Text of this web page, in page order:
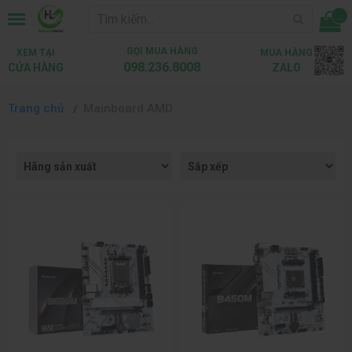
...
XEM TẠI
CỬA HÀNG
GỌI MUA HÀNG
098.236.8008
MUA HÀNG
ZALO
Trang chủ